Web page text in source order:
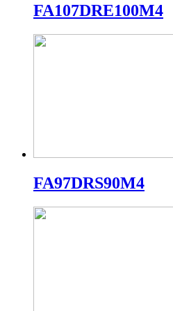
FA107DRE100M4
FA97DRS90M4